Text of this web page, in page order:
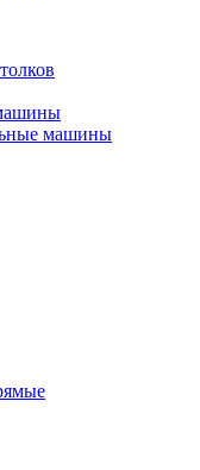
машины